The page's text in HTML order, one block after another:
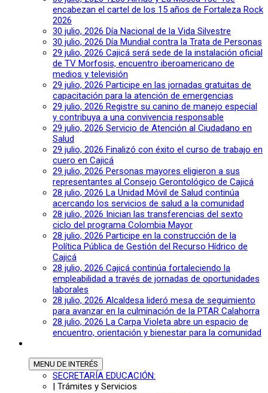
encabezan el cartel de los 15 años de Fortaleza Rock
2026
30 julio, 2026 Día Nacional de la Vida Silvestre
30 julio, 2026 Día Mundial contra la Trata de Personas
29 julio, 2026 Cajicá será sede de la instalación oficial
de TV Morfosis, encuentro iberoamericano de
medios y televisión
29 julio, 2026 Participe en las jornadas gratuitas de
capacitación para la atención de emergencias
29 julio, 2026 Registre su canino de manejo especial
y contribuya a una convivencia responsable
29 julio, 2026 Servicio de Atención al Ciudadano en
Salud
29 julio, 2026 Finalizó con éxito el curso de trabajo en
cuero en Cajicá
29 julio, 2026 Personas mayores eligieron a sus
representantes al Consejo Gerontológico de Cajicá
28 julio, 2026 La Unidad Móvil de Salud continúa
acercando los servicios de salud a la comunidad
28 julio, 2026 Inician las transferencias del sexto
ciclo del programa Colombia Mayor
28 julio, 2026 Participe en la construcción de la
Política Pública de Gestión del Recurso Hídrico de
Cajicá
28 julio, 2026 Cajicá continúa fortaleciendo la
empleabilidad a través de jornadas de oportunidades
laborales
28 julio, 2026 Alcaldesa lideró mesa de seguimiento
para avanzar en la culminación de la PTAR Calahorra
28 julio, 2026 La Carpa Violeta abre un espacio de
encuentro, orientación y bienestar para la comunidad
MENU DE INTERÉS
SECRETARÍA EDUCACIÓN:
| Trámites y Servicios